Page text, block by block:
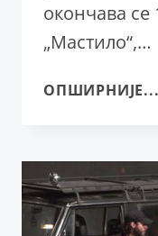
окончава се
„Мастило“,…
ОПШИРНИЈЕ...